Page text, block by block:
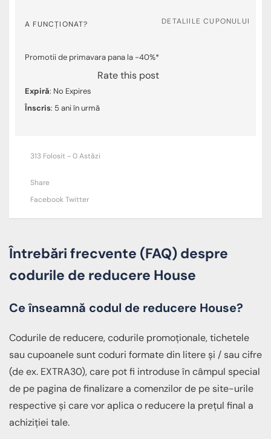
A FUNCȚIONAT? DETALIILE CUPONULUI
Promotii de primavara pana la -40%*
Rate this post
Expiră: No Expires
Înscris: 5 ani în urmă
313 Folosit - 0 Astăzi
Share
FacebookTwitter
Întrebări frecvente (FAQ) despre
codurile de reducere House
Ce înseamnă codul de reducere House?
Codurile de reducere, codurile promoționale, tichetele
sau cupoanele sunt coduri formate din litere și / sau cifre
(de ex. EXTRA30), care pot fi introduse în câmpul special
de pe pagina de finalizare a comenzilor de pe site-urile
respective și care vor aplica o reducere la prețul final a
achiziției tale.